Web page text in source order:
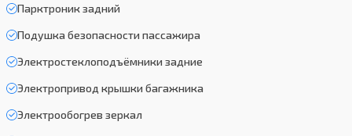
Парктроник задний
Подушка безопасности пассажира
Электростеклоподъёмники задние
Электропривод крышки багажника
Электрообогрев зеркал